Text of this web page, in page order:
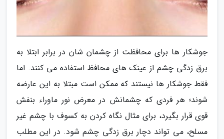
جوشکار ها برای محافظت از چشمان شان در برابر ابتلا به
برق زدگی چشم از عینک های محافظ استفاده می کنند. اما
فقط جوشکار ها نیستند که ممکن است مبتلا به این عارضه
شوند؛ هر فردی که چشمانش در معرض نور ماوراء بنفش
قوی قرار بگیرد، برای مثال نگاه کردن به کسوف با چشم غیر
مسلح، می تواند دچار برق زدگی چشم شود. در این مطلب